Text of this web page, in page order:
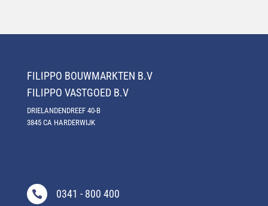
FILIPPO BOUWMARKTEN B.V
FILIPPO VASTGOED B.V
DRIELANDENDREEF 40-B
3845 CA HARDERWIJK
 0341 - 800 400